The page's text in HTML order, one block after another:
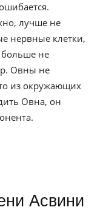
лучше не
нервные клетки,
больше не
Овны не
из окружающих
Овна, он